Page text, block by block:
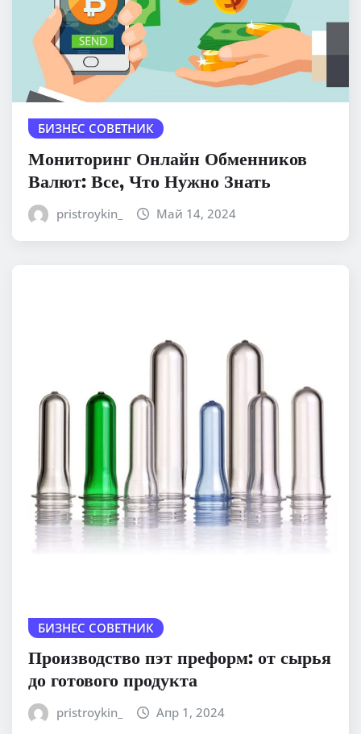
БИЗНЕС СОВЕТНИК
Мониторинг Онлайн Обменников
Валют: Все, Что Нужно Знать
pristroykin_ Май 14, 2024
БИЗНЕС СОВЕТНИК
Производство пэт преформ: от сырья
до готового продукта
pristroykin_ Апр 1, 2024